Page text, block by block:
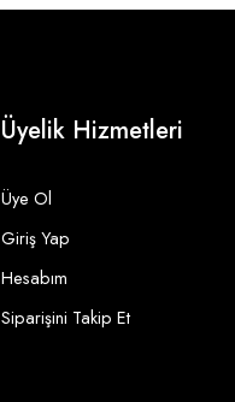
Üyelik Hizmetleri
Üye Ol
Giriş Yap
Hesabım
Siparişini Takip Et